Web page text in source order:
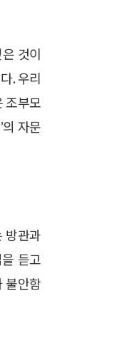
것이
. 우리
조부모
자문
방관과
듣고
불안함